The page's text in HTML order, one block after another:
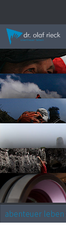
abenteuer leben